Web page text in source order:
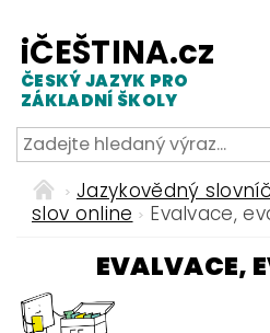
iČEŠTINA.cz
ČESKÝ JAZYK PRO
ZÁKLADNÍ ŠKOLY
Jazykovědný
slov online
Evalvace,
EVALVACE,